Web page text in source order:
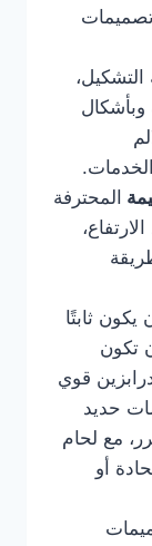
التشكيل،
الخدمات.
المحترفة
ثابتًا
تكون
قوي
حديد
مع لحام
أو